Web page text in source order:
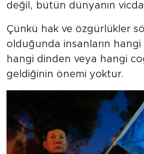
değil, bütün dünyanın vicdan
Çünkü hak ve özgürlükler
olduğunda insanların
hangi dinden veya hangi
geldiğinin önemi yoktur.